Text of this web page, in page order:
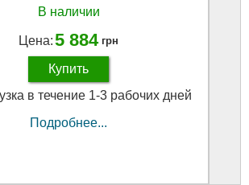
В наличии
Цена:5 884 грн
Купить
в течение 1-3 рабочих дней
Подробнее...